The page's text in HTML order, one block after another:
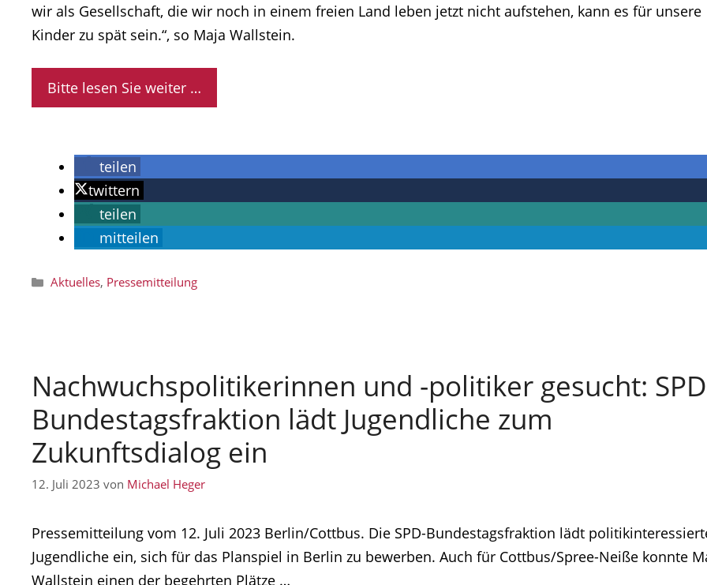
wir als Gesellschaft, die wir noch in einem freien Land leben jetzt nicht aufstehen, kann es für unsere
Kinder zu spät sein.“, so Maja Wallstein.
Bitte lesen Sie weiter …
teilen
twittern
teilen
mitteilen
Kategorien
Aktuelles, Pressemitteilung
Nachwuchspolitikerinnen und -politiker gesucht:
Bundestagsfraktion lädt Jugendliche zum
Zukunftsdialog ein
12. Juli 2023 von Michael Heger
Pressemitteilung vom 12. Juli 2023 Berlin/Cottbus. Die SPD-Bundestagsfraktion lädt
Jugendliche ein, sich für das Planspiel in Berlin zu bewerben. Auch für Cottbus/Spree-Neiße konnte
Wallstein einen der begehrten Plätze …